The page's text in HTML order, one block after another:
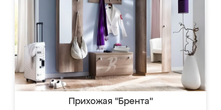
Прихожая "Брента"